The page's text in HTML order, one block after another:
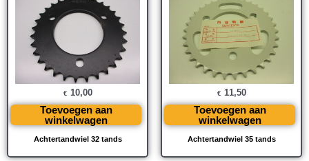
Achtertandwiel 32 tands
€ 10,00
Toevoegen aan
winkelwagen
Achtertandwiel 35 tands
€ 11,50
Toevoegen aan
winkelwagen